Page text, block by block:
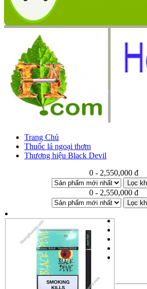
Trang Chủ
Thuốc lá ngoại thơm
Thương hiệu Black Devil
0 - 2,550,000 đ
Lọc
0 - 2,550,000 đ
Lọc